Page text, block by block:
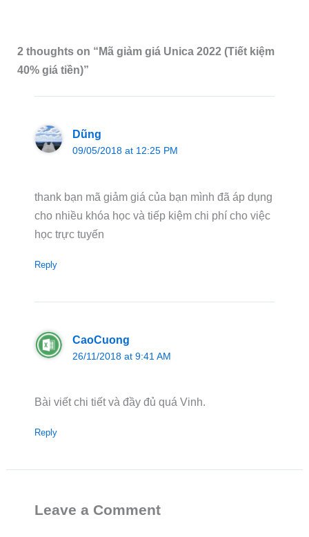
2 thoughts on “Mã giảm giá Unica 2022 (Tiết kiệm
40% giá tiền)”
Dũng
09/05/2018 at 12:25 PM
thank bạn mã giảm giá của bạn mình đã áp dụng
cho nhiều khóa học và tiếp kiệm chi phí cho việc
học trực tuyến
Reply
CaoCuong
26/11/2018 at 9:41 AM
Bài viết chi tiết và đầy đủ quá Vinh.
Reply
Leave a Comment